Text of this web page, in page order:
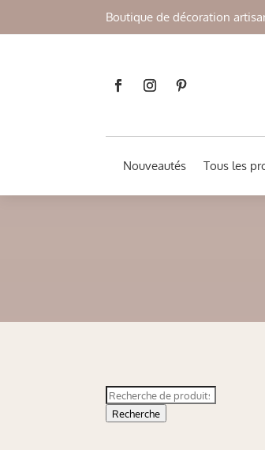
Boutique de décoration
Nouveautés Tous les
Recherche
pour :
Recherche